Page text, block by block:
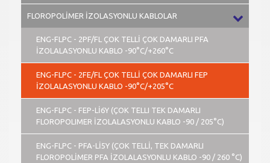
FLOROPOLİMER İZOLASYONLU KABLOLAR
ENG-FLPC - 2PF/FL ÇOK TELLİ ÇOK DAMARLI PFA
İZOLALASYONLU KABLO -90°C/+260°C
ENG-FLPC - 2FE/FL ÇOK TELLİ ÇOK DAMARLI FEP
İZOLALASYONLU KABLO -90°C/+205°C
ENG-FLPC - FEP-Lİ6Y (ÇOK TELLI TEK DAMARLI
FLOROPOLIMER İZOLALASYONLU KABLO -90 / 205°C)
ENG-FLPC - PFA-Lİ5Y (ÇOK TELLİ, TEK DAMARLI
FLOROPOLİMER PFA İZOLALASYONLU KABLO -90 / 260 °C)